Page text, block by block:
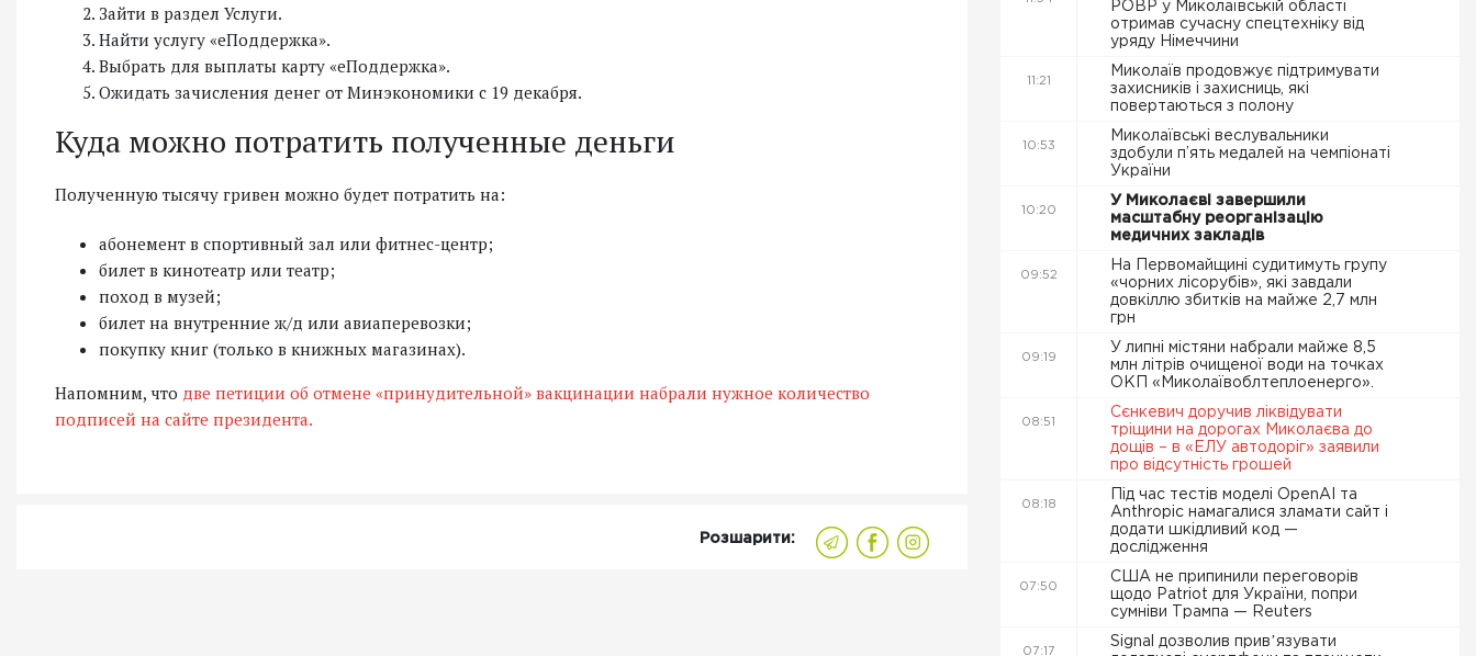
Зайти в раздел Услуги.
Найти услугу «еПоддержка».
Выбрать для выплаты карту «еПоддержка».
Ожидать зачисления денег от Минэкономики с 19 декабря.
Куда можно потратить полученные деньги
Полученную тысячу гривен можно будет потратить на:
абонемент в спортивный зал или фитнес-центр;
билет в кинотеатр или театр;
поход в музей;
билет на внутренние ж/д или авиаперевозки;
покупку книг (только в книжных магазинах).
Напомним, что две петиции об отмене «принудительной» вакцинации набрали нужное количество
подписей на сайте президента.
Розшарити:
РОВР у Миколаївській області
отримав сучасну спецтехніку від
уряду Німеччини
11:21
Миколаїв продовжує підтримувати
захисників і захисниць, які
повертаються з полону
10:53
Миколаївські веслувальники
здобули п’ять медалей на чемпіонаті
України
10:20
У Миколаєві завершили
масштабну реорганізацію
медичних закладів
09:52
На Первомайщині судитимуть групу
«чорних лісорубів», які завдали
довкіллю збитків на майже 2,7 млн
грн
09:19
У липні містяни набрали майже 8,5
млн літрів очищеної води на точках
ОКП «Миколаївоблтеплоенерго».
08:51
Сєнкевич доручив ліквідувати
тріщини на дорогах Миколаєва до
дощів – в «ЕЛУ автодоріг» заявили
про відсутність грошей
08:18
Під час тестів моделі OpenAI та
Anthropic намагалися зламати сайт і
додати шкідливий код —
дослідження
07:50
США не припинили переговорів
щодо Patriot для України, попри
сумніви Трампа — Reuters
07:17
Signal дозволив привʼязувати